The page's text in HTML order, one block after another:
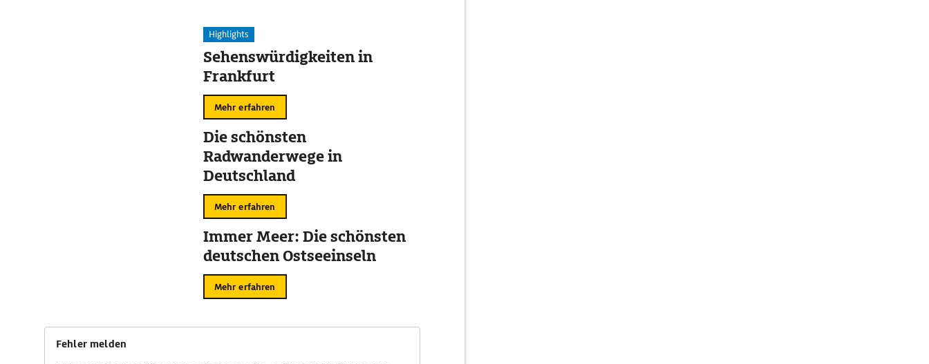
Highlights
Sehenswürdigkeiten in
Frankfurt
Mehr erfahren
Die schönsten
Radwanderwege in
Deutschland
Mehr erfahren
Immer Meer: Die schönsten
deutschen Ostseeinseln
Mehr erfahren
Fehler melden